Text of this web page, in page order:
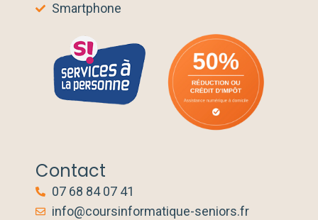
Smartphone
Contact
07 68 84 07 41
info@coursinformatique-seniors.fr